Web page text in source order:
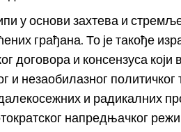
у основи захтева и
грађана. То је такође
договора и консензуса
и незаобилазног
и радикалних
напредњачког